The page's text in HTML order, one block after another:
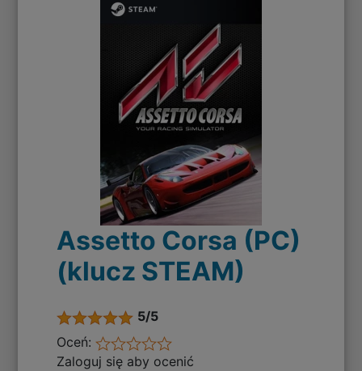
Assetto Corsa (PC)
(klucz STEAM)
5/5
Oceń:
Zaloguj się aby ocenić